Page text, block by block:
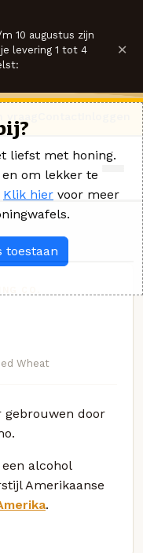
m 10 augustus zijn
levering 1 tot 4
×
Wheat
gebrouwen door
alcohol
Amerikaanse
.
liefst met honing.
om lekker te
Klik hier voor meer
toestaan